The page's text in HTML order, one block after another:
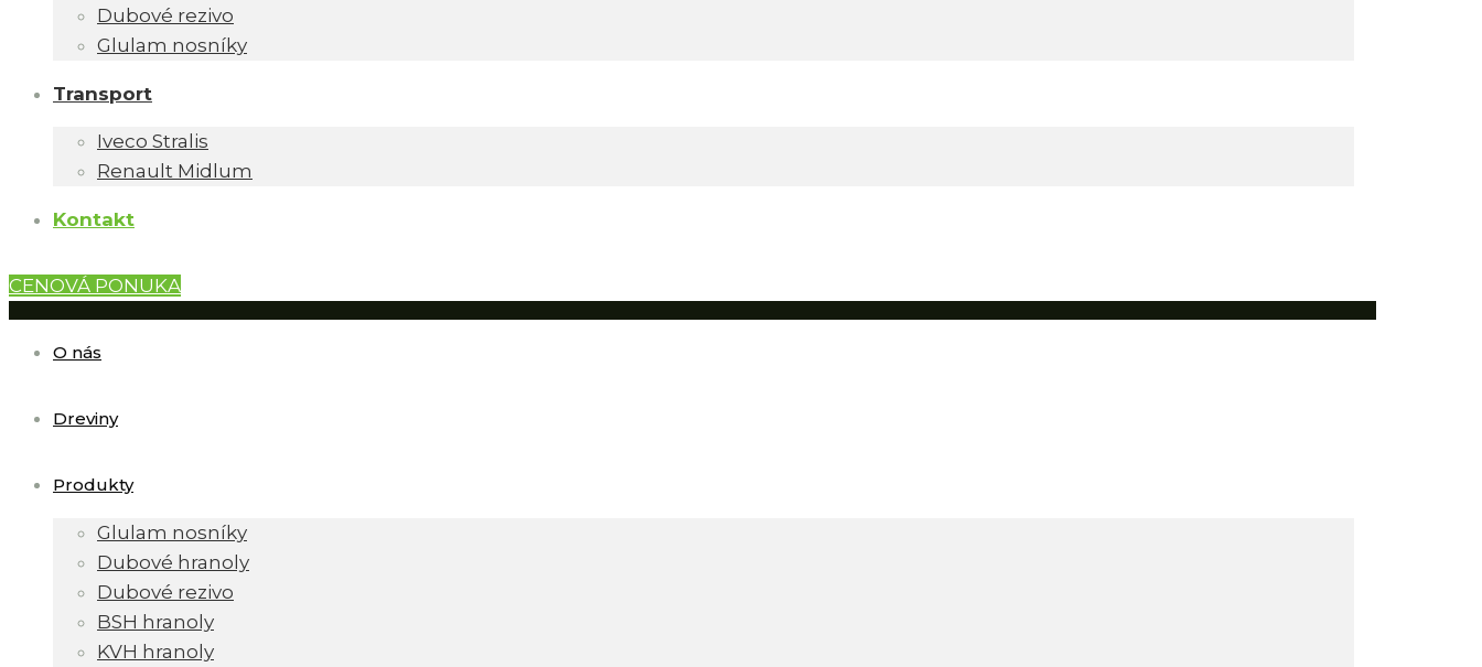
Dubové rezivo
Glulam nosníky
Transport
Iveco Stralis
Renault Midlum
Kontakt
CENOVÁ PONUKA
O nás
Dreviny
Produkty
Glulam nosníky
Dubové hranoly
Dubové rezivo
BSH hranoly
KVH hranoly